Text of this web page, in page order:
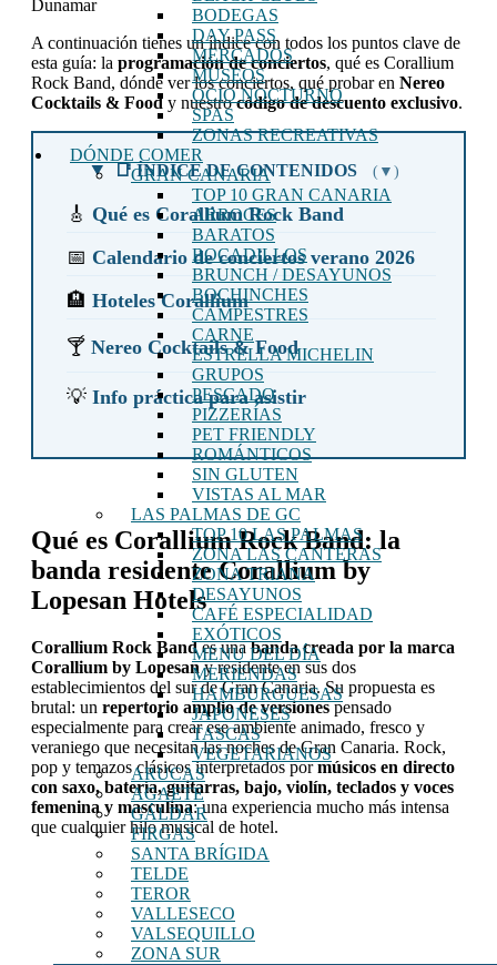
BODEGAS
DAY PASS
MERCADOS
MUSEOS
OCIO NOCTURNO
SPAS
ZONAS RECREATIVAS
DÓNDE COMER
GRAN CANARIA
TOP 10 GRAN CANARIA
ARROCES
BARATOS
BOCADILLOS
BRUNCH / DESAYUNOS
BOCHINCHES
CAMPESTRES
CARNE
ESTRELLA MICHELIN
GRUPOS
PESCADO
PIZZERÍAS
PET FRIENDLY
ROMÁNTICOS
SIN GLUTEN
VISTAS AL MAR
LAS PALMAS DE GC
TOP 10 LAS PALMAS
ZONA LAS CANTERAS
ZONA TRIANA
DESAYUNOS
CAFÉ ESPECIALIDAD
EXÓTICOS
MENU DEL DÍA
MERIENDAS
HAMBURGUESAS
JAPONESES
TASCAS
VEGETARIANOS
ARUCAS
AGAETE
GÁLDAR
FIRGAS
SANTA BRÍGIDA
TELDE
TEROR
VALLESECO
VALSEQUILLO
ZONA SUR
Dunamar
A continuación tienes un índice con todos los puntos clave de
esta guía: la programación de conciertos, qué es Corallium
Rock Band, dónde ver los conciertos, qué probar en Nereo
Cocktails & Food y nuestrocódigo de descuento exclusivo.
📑 ÍNDICE DE CONTENIDOS (▼)
🎸 Qué es Corallium Rock Band
📅 Calendario de conciertos verano 2026
🏨 Hoteles Corallium
🍸 Nereo Cocktails & Food
💡 Info práctica para asistir
Qué es Corallium Rock Band: la
banda residente Corallium by
Lopesan Hotels
Corallium Rock Bandes unabanda creada por la marca
Corallium by Lopesany residente en sus dos
establecimientos del sur de Gran Canaria. Su propuesta es
brutal: un repertorio amplio de versionespensado
especialmente para crear ese ambiente animado, fresco y
veraniego que necesitan las noches de Gran Canaria. Rock,
pop y temazos clásicos interpretados pormúsicos en directo
con saxo, batería, guitarras, bajo, violín, teclados y voces
femenina y masculina: una experiencia mucho más intensa
que cualquier hilo musical de hotel.